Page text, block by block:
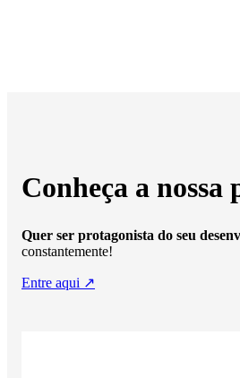
Conheça a
Quer ser protagonista do seu
constantemente!
Entre aqui ↗